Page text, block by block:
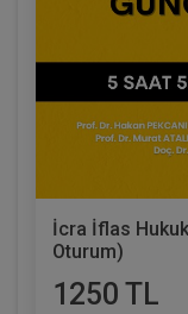
İcra İflas
Oturum)
1250 TL